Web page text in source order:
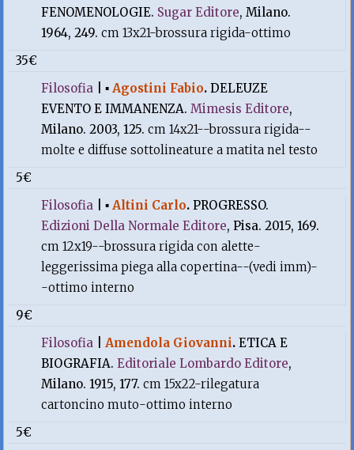
FENOMENOLOGIE. Sugar Editore, Milano.
1964, 249.cm 13x21-brossura rigida-ottimo
35€
Filosofia |▪Agostini Fabio.DELEUZE
EVENTO E IMMANENZA.Mimesis Editore,
Milano. 2003, 125.cm 14x21--brossura rigida--
molte e diffuse sottolineature a matita nel testo
5€
Filosofia |▪Altini Carlo.PROGRESSO.
Edizioni Della Normale Editore, Pisa. 2015, 169.
cm 12x19--brossura rigida con alette-
leggerissima piega alla copertina--(vedi imm)-
-ottimo interno
9€
Filosofia |Amendola Giovanni.ETICA E
BIOGRAFIA.Editoriale Lombardo Editore,
Milano. 1915, 177.cm 15x22-rilegatura
cartoncino muto-ottimo interno
5€